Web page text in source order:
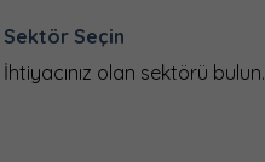
Sektör Seçin
İhtiyacınız olan sektörü bulun.